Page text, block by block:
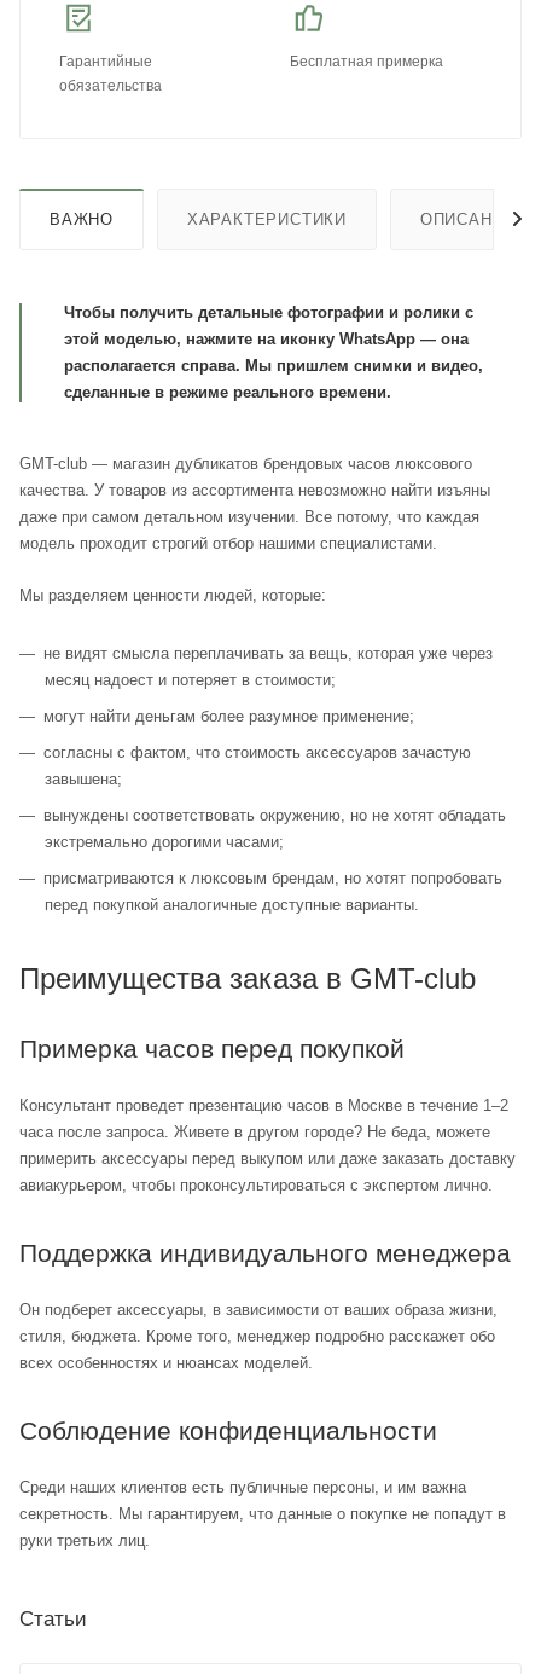
Гарантийные
обязательства
Бесплатная примерка
ВАЖНО ХАРАКТЕРИСТИКИ ОПИСАНИЕ
Чтобы получить детальные фотографии и ролики с
этой моделью, нажмите на иконку WhatsApp — она
располагается справа. Мы пришлем снимки и видео,
сделанные в режиме реального времени.
GMT-club — магазин дубликатов брендовых часов люксового
качества. У товаров из ассортимента невозможно найти изъяны
даже при самом детальном изучении. Все потому, что каждая
модель проходит строгий отбор нашими специалистами.
Мы разделяем ценности людей, которые:
не видят смысла переплачивать за вещь, которая уже через
месяц надоест и потеряет в стоимости;
могут найти деньгам более разумное применение;
согласны с фактом, что стоимость аксессуаров зачастую
завышена;
вынуждены соответствовать окружению, но не хотят обладать
экстремально дорогими часами;
присматриваются к люксовым брендам, но хотят попробовать
перед покупкой аналогичные доступные варианты.
Преимущества заказа в GMT-club
Примерка часов перед покупкой
Консультант проведет презентацию часов в Москве в течение 1–2
часа после запроса. Живете в другом городе? Не беда, можете
примерить аксессуары перед выкупом или даже заказать доставку
авиакурьером, чтобы проконсультироваться с экспертом лично.
Поддержка индивидуального менеджера
Он подберет аксессуары, в зависимости от ваших образа жизни,
стиля, бюджета. Кроме того, менеджер подробно расскажет обо
всех особенностях и нюансах моделей.
Соблюдение конфиденциальности
Среди наших клиентов есть публичные персоны, и им важна
секретность. Мы гарантируем, что данные о покупке не попадут в
руки третьих лиц.
Статьи